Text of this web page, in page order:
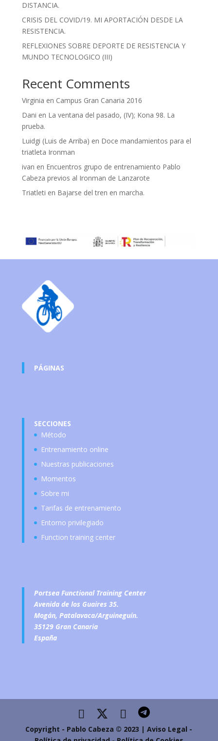
DISTANCIA.
CRISIS DEL COVID/19. MI APORTACIÓN DESDE LA
RESISTENCIA.
REFLEXIONES SOBRE DEPORTE DE RESISTENCIA Y
MUNDO TECNOLOGICO (III)
Recent Comments
Virginia en Campus Gran Canaria 2016
Dani en La ventana del pasado, (IV); Kona 98. La
prueba.
Luidgi (Luis de Arriba) en Doce mandamientos para el
triatleta Ironman
ivan en Encuentros grupo de entrenamiento Pablo
Cabeza previos al Ironman de Lanzarote
Triatleti en Bajarse del tren en marcha.
PÁGINAS
SECCIONES
Método
Entrenamiento online
Nuestras publicaciones
Momentos
Sobre mi
Tarifas de entrenamiento
Entorno privilegiado
Function training center
Portsea Functional Training Center
Avenida de los Guaires 35.
Mogán, Patalavaca/Arguineguín.
35129 Gran Canaria
España
Copyright - Pablo Cabeza © 2023 | Aviso Legal -